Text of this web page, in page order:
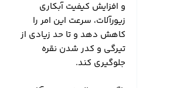
و افزایش کیفیت آبکاری
زیورآلات، سرعت این امر را
کاهش دهد و تا حد زیادی از
تیرگی و کدر شدن نقره
جلوگیری کند.